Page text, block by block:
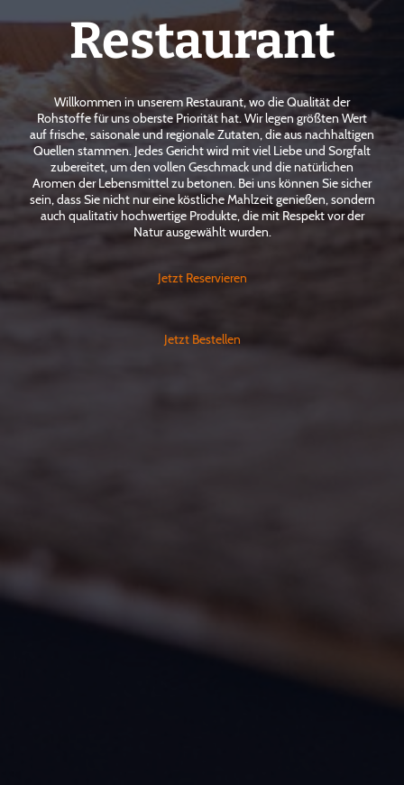
Restaurant
Willkommen in unserem Restaurant, wo die Qualität der
Rohstoffe für uns oberste Priorität hat. Wir legen größten Wert
auf frische, saisonale und regionale Zutaten, die aus nachhaltigen
Quellen stammen. Jedes Gericht wird mit viel Liebe und Sorgfalt
zubereitet, um den vollen Geschmack und die natürlichen
Aromen der Lebensmittel zu betonen. Bei uns können Sie sicher
sein, dass Sie nicht nur eine köstliche Mahlzeit genießen, sondern
auch qualitativ hochwertige Produkte, die mit Respekt vor der
Natur ausgewählt wurden.
Jetzt Reservieren
Jetzt Bestellen